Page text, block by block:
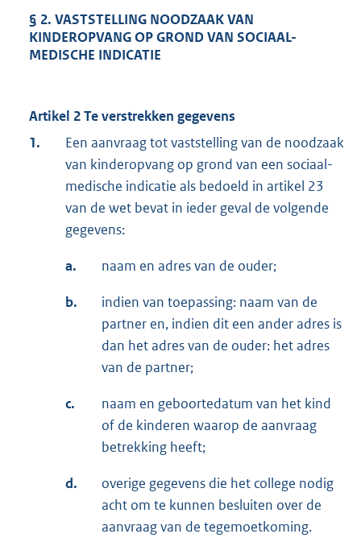
§ 2. VASTSTELLING NOODZAAK VAN
KINDEROPVANG OP GROND VAN SOCIAAL-
MEDISCHE INDICATIE
Artikel 2 Te verstrekken gegevens
1.
Een aanvraag tot vaststelling van de noodzaak
van kinderopvang op grond van een sociaal-
medische indicatie als bedoeld in artikel 23
van de wet bevat in ieder geval de volgende
gegevens:
a. naam en adres van de ouder;
b.
indien van toepassing: naam van de
partner en, indien dit een ander adres is
dan het adres van de ouder: het adres
van de partner;
c.
naam en geboortedatum van het kind
of de kinderen waarop de aanvraag
betrekking heeft;
d.
overige gegevens die het college nodig
acht om te kunnen besluiten over de
aanvraag van de tegemoetkoming.